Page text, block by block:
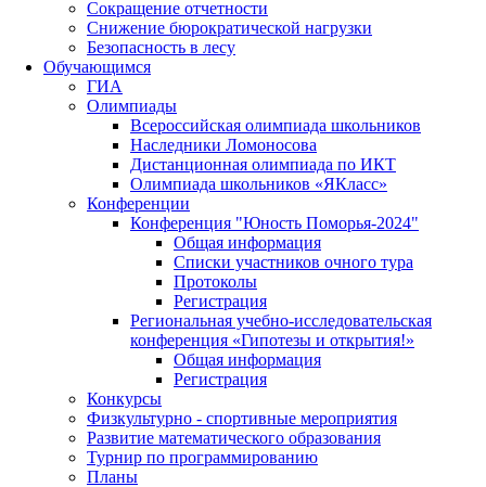
Сокращение отчетности
Снижение бюрократической нагрузки
Безопасность в лесу
Обучающимся
ГИА
Олимпиады
Всероссийская олимпиада школьников
Наследники Ломоносова
Дистанционная олимпиада по ИКТ
Олимпиада школьников «ЯКласс»
Конференции
Конференция "Юность Поморья-2024"
Общая информация
Списки участников очного тура
Протоколы
Регистрация
Региональная учебно-исследовательская
конференция «Гипотезы и открытия!»
Общая информация
Регистрация
Конкурсы
Физкультурно - спортивные мероприятия
Развитие математического образования
Турнир по программированию
Планы